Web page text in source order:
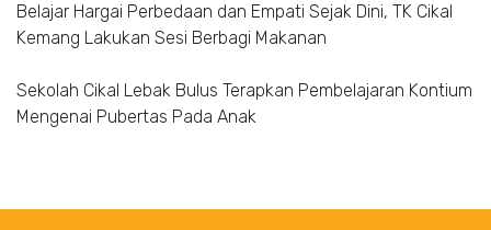
Belajar Hargai Perbedaan dan Empati Sejak Dini, TK Cikal
Kemang Lakukan Sesi Berbagi Makanan
Sekolah Cikal Lebak Bulus Terapkan Pembelajaran Kontium
Mengenai Pubertas Pada Anak